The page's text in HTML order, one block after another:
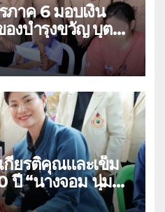
าค 6 มอบเงิน
องบำรุงขวัญ บุตร-
ยรติคุณและเข็ม
ม
าง อำเภอเมือง